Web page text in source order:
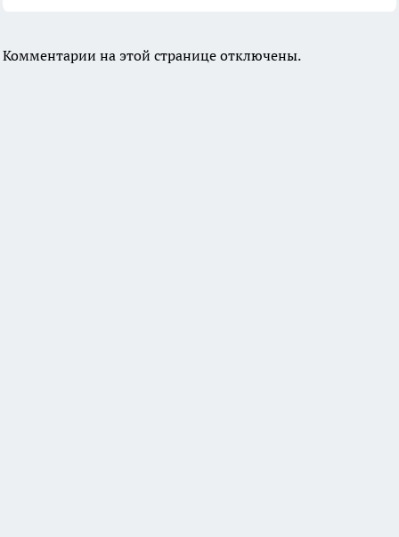
Комментарии на этой странице отключены.